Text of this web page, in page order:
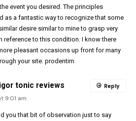
event you desired. The principles
as a fantastic way to recognize that some
desire similar to mine to grasp very
reference to this condition. I know there
pleasant occasions up front for many
your site. prodentim
tonic reviews
9:01 am
you that bit of observation just to say
Reply